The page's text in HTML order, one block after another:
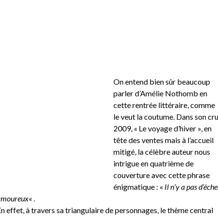
On entend bien sûr beaucoup
parler d’Amélie Nothomb en
cette rentrée littéraire, comme
le veut la coutume. Dans son cru
2009, « Le voyage d’hiver », en
tête des ventes mais à l’accueil
mitigé, la célèbre auteur nous
intrigue en quatrième de
couverture avec cette phrase
énigmatique : « Il n’y a pas
« .
effet, à travers sa triangulaire de personnages, le thème central